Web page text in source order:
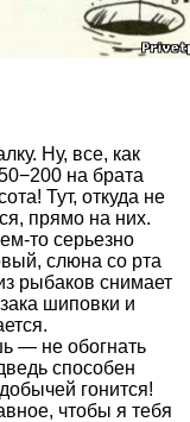
Ну, все, как
на брата
Тут, откуда не
прямо на них.
то серьезно
слюна со рта
рыбаков снимает
шиповки и
— не обогнать
способен
гонится!
чтобы я тебя